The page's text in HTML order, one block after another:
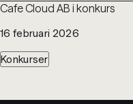
16 februari 2026
Konkurser
Cafe Cloud AB i konkurs